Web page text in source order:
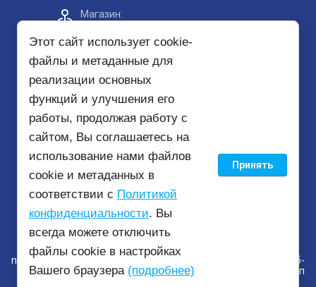
© 2020 - 2026
Магазин:​
этаж
mirbezopasnosti51@yandex.ru
new mirbezopasnosti51.ru — создание интернет-магазина
, веб-
студия Мегагрупп
Этот сайт использует cookie-
файлы и метаданные для
реализации основных
функций и улучшения его
работы, продолжая работу с
сайтом, Вы соглашаетесь на
использование нами файлов
cookie и метаданных в
соответствии с Политикой
конфиденциальности. Вы
всегда можете отключить
файлы cookie в настройках
Вашего браузера (подробнее)
Принять